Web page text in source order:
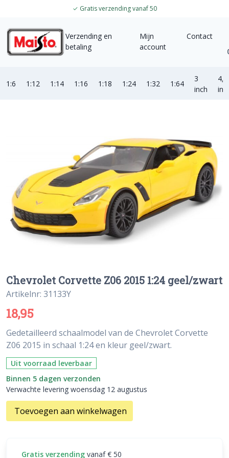
✓ Gratis verzending vanaf 50
Verzending en
betaling
Mijn
account
Contact
1:6 1:12 1:14 1:16 1:18 1:24 1:32 1:64
3
inch
4,5
Chevrolet Corvette Z06 2015 1:24 geel/zwart
Artikelnr: 31133Y
18,95
Gedetailleerd schaalmodel van de Chevrolet Corvette
Z06 2015 in schaal 1:24 en kleur geel/zwart.
Uit voorraad leverbaar
Binnen 5 dagen verzonden
Verwachte levering woensdag 12 augustus
Toevoegen aan winkelwagen
Gratis verzending vanaf € 50